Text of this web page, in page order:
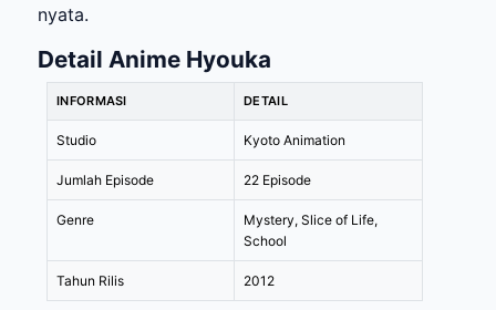
nyata.
Detail Anime Hyouka
INFORMASI DETAIL
Studio Kyoto Animation
Jumlah Episode 22 Episode
Genre
Mystery, Slice of Life,
School
Tahun Rilis 2012